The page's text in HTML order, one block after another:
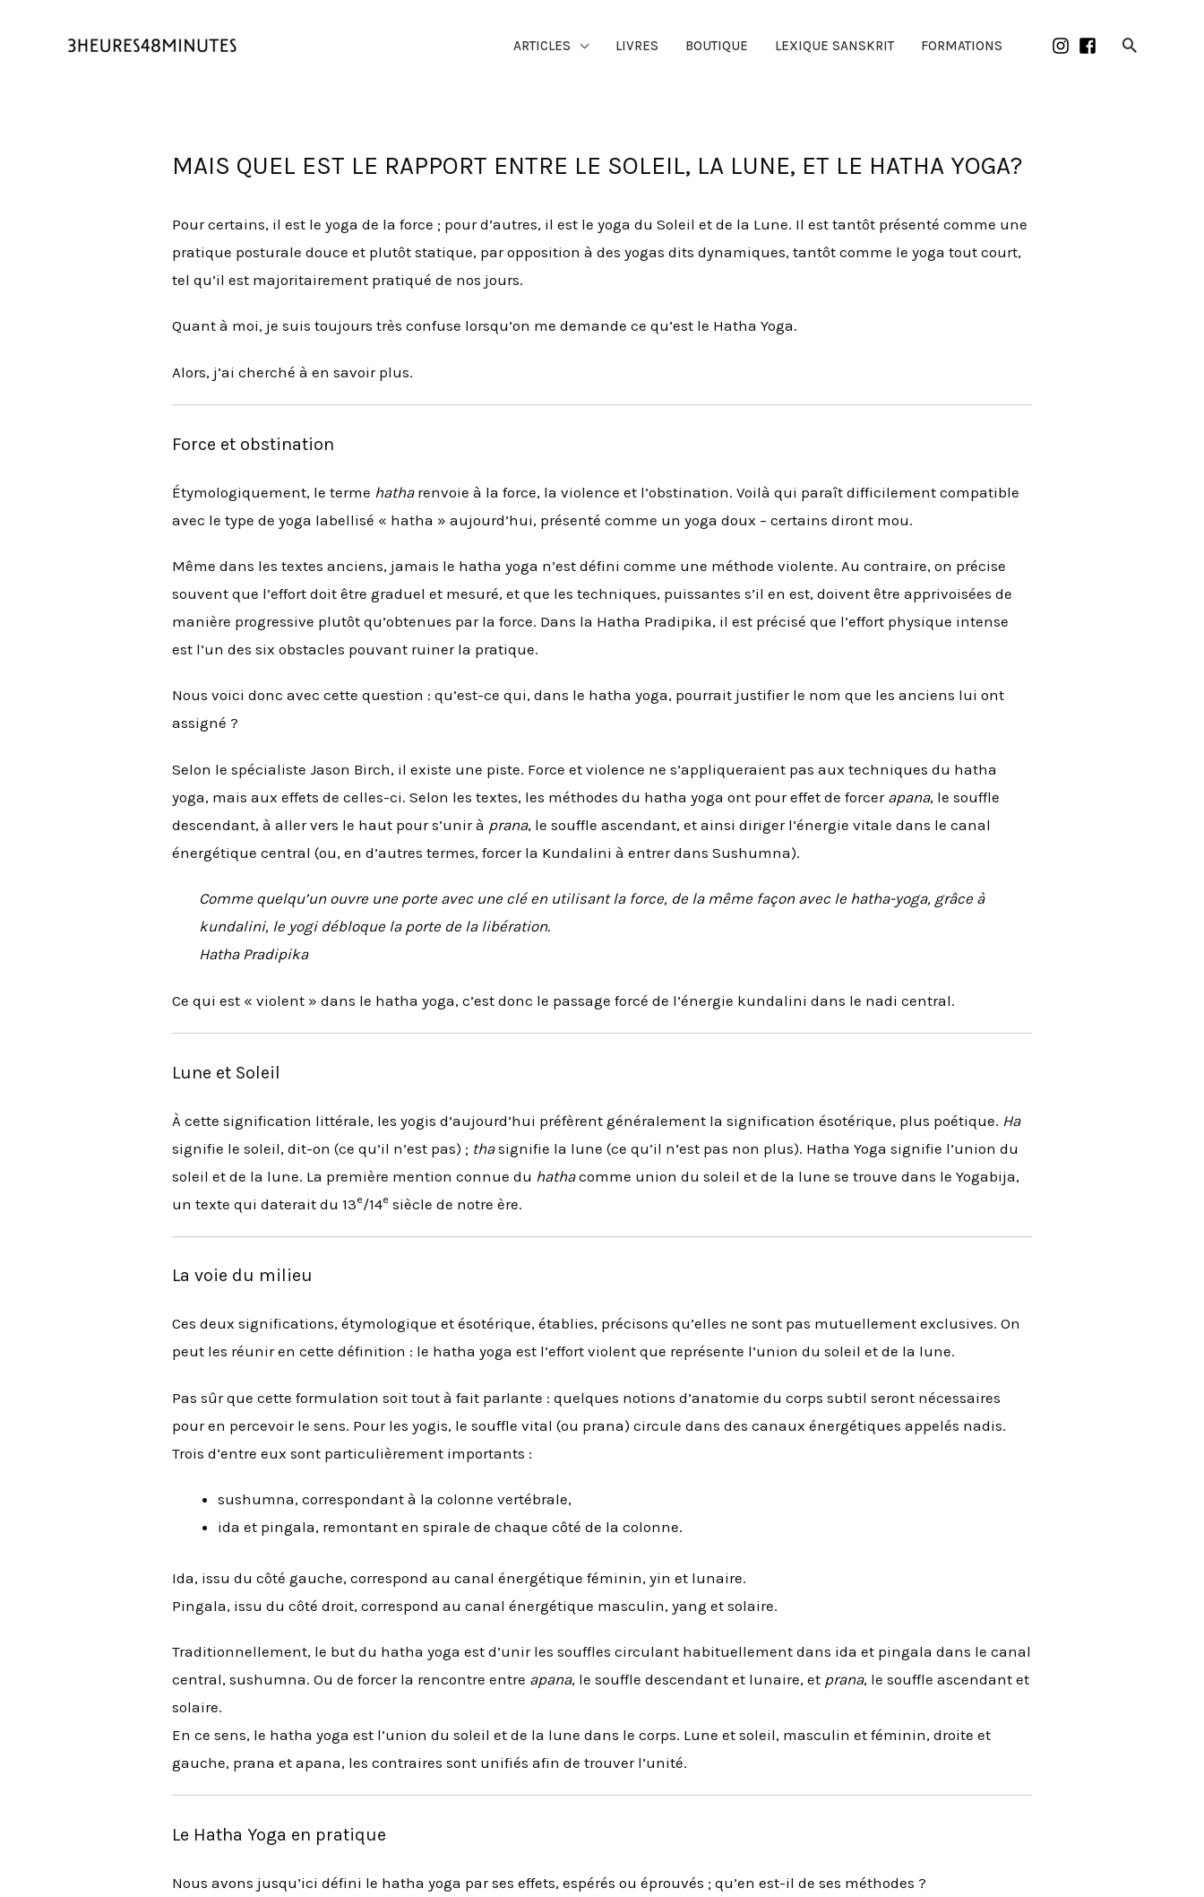
ARTICLES LIVRES BOUTIQUE LEXIQUE SANSKRIT FORMATIONS
MAIS QUEL EST LE RAPPORT ENTRE LE SOLEIL, LA LUNE, ET LE HATHA YOGA?
Pour certains, il est le yoga de la force ; pour d’autres, il est le yoga du Soleil et de la Lune. Il est tantôt présenté comme une
pratique posturale douce et plutôt statique, par opposition à des yogas dits dynamiques, tantôt comme le yoga tout court,
tel qu’il est majoritairement pratiqué de nos jours.
Quant à moi, je suis toujours très confuse lorsqu’on me demande ce qu’est le Hatha Yoga.
Alors, j’ai cherché à en savoir plus.
Force et obstination
Étymologiquement, le terme hatharenvoie à la force, la violence et l’obstination. Voilà qui paraît difficilement compatible
avec le type de yoga labellisé « hatha » aujourd’hui, présenté comme un yoga doux – certains diront mou.
Même dans les textes anciens, jamais le hatha yoga n’est défini comme une méthode violente. Au contraire, on précise
souvent que l’effort doit être graduel et mesuré, et que les techniques, puissantes s’il en est, doivent être apprivoisées de
manière progressive plutôt qu’obtenues par la force. Dans la Hatha Pradipika, il est précisé que l’effort physique intense
est l’un des six obstacles pouvant ruiner la pratique.
Nous voici donc avec cette question : qu’est-ce qui, dans le hatha yoga, pourrait justifier le nom que les anciens lui ont
assigné ?
Selon le spécialiste Jason Birch, il existe une piste. Force et violence ne s’appliqueraient pas aux techniques du hatha
yoga, mais aux effets de celles-ci. Selon les textes, les méthodes du hatha yoga ont pour effet de forcer apana, le souffle
descendant, à aller vers le haut pour s’unir à prana, le souffle ascendant, et ainsi diriger l’énergie vitale dans le canal
énergétique central (ou, en d’autres termes, forcer la Kundalini à entrer dans Sushumna).
Comme quelqu’un ouvre une porte avec une clé en utilisant la force, de la même façon avec le hatha-yoga, grâce à
kundalini, le yogi débloque la porte de la libération.
Hatha Pradipika
Ce qui est « violent » dans le hatha yoga, c’est donc le passage forcé de l’énergie kundalini dans le nadi central.
Lune et Soleil
À cette signification littérale, les yogis d’aujourd’hui préfèrent généralement la signification ésotérique, plus poétique. Ha
signifie le soleil, dit-on (ce qu’il n’est pas) ; thasignifie la lune (ce qu’il n’est pas non plus). Hatha Yoga signifie l’union du
soleil et de la lune. La première mention connue du hathacomme union du soleil et de la lune se trouve dans le Yogabija,
un texte qui daterait du 13e/14e siècle de notre ère.
La voie du milieu
Ces deux significations, étymologique et ésotérique, établies, précisons qu’elles ne sont pas mutuellement exclusives. On
peut les réunir en cette définition : le hatha yoga est l’effort violent que représente l’union du soleil et de la lune.
Pas sûr que cette formulation soit tout à fait parlante : quelques notions d’anatomie du corps subtil seront nécessaires
pour en percevoir le sens. Pour les yogis, le souffle vital (ou prana) circule dans des canaux énergétiques appelés nadis.
Trois d’entre eux sont particulièrement importants :
sushumna, correspondant à la colonne vertébrale,
ida et pingala, remontant en spirale de chaque côté de la colonne.
Ida, issu du côté gauche, correspond au canal énergétique féminin, yin et lunaire.
Pingala, issu du côté droit, correspond au canal énergétique masculin, yang et solaire.
Traditionnellement, le but du hatha yoga est d’unir les souffles circulant habituellement dans ida et pingala dans le canal
central, sushumna. Ou de forcer la rencontre entre apana, le souffle descendant et lunaire, et prana, le souffle ascendant et
solaire.
En ce sens, le hatha yoga est l’union du soleil et de la lune dans le corps. Lune et soleil, masculin et féminin, droite et
gauche, prana et apana, les contraires sont unifiés afin de trouver l’unité.
Le Hatha Yoga en pratique
Nous avons jusqu’ici défini le hatha yoga par ses effets, espérés ou éprouvés ; qu’en est-il de ses méthodes ?